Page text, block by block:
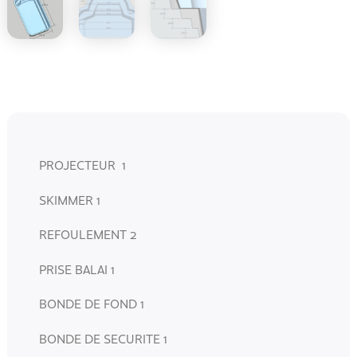
PROJECTEUR 1
SKIMMER 1
REFOULEMENT 2
PRISE BALAI 1
BONDE DE FOND 1
BONDE DE SECURITE 1